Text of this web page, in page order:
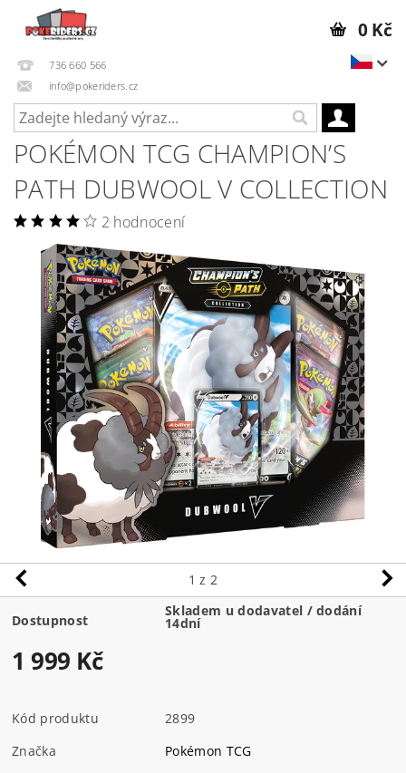
736 660 566
info@pokeriders.cz
0 Kč
POKÉMON TCG CHAMPION’S
PATH DUBWOOL V COLLECTION
2 hodnocení
1 z 2
Dostupnost
Skladem u dodavatel / dodání
14dní
1 999 Kč
Kód produktu
2899
Značka
Pokémon TCG